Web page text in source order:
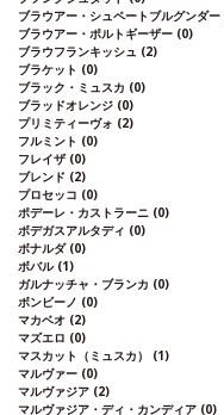
ブラウアー・シュペートブルグンダー
ブラウアー・ポルトギーザー (0)
ブラウフランキッシュ (2)
ブラケット (0)
ブラック・ミュスカ (0)
ブラッドオレンジ (0)
プリミティーヴォ (2)
フルミント (0)
フレイザ (0)
ブレンド (2)
プロセッコ (0)
ポデーレ・カストラーニ (0)
ボデガスアルタディ (0)
ボナルダ (0)
ボバル (1)
ガルナッチャ・ブランカ (0)
ボンビーノ (0)
マカベオ (2)
マズエロ (0)
マスカット（ミュスカ） (1)
マルヴァー (0)
マルヴァジア (2)
マルヴァジア・ディ・カンディア (0)